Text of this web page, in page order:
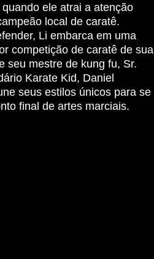
ele atrai a atenção
local de caratê.
Li embarca em uma
competição de caratê de sua
seu mestre de kung fu, Sr.
Karate Kid, Daniel
seus estilos únicos para se
final de artes marciais.